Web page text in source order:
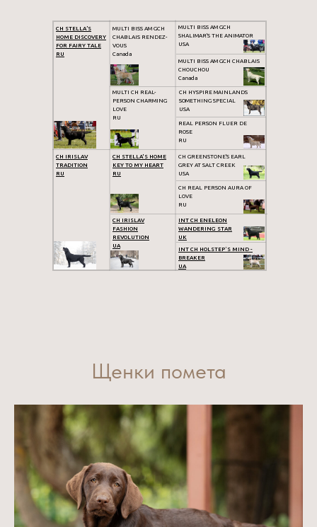
CH STELLA’S
HOME DISCOVERY
FOR FAIRY TALE
RU
CH IRISLAV
TRADITION
RU
MULTI BISS AM GCH
CHABLAIS RENDEZ-
VOUS
Canada
MULTI CH REAL-
PERSON CHARMING
LOVE
RU
CH STELLA'S HOME
KEY TO MY HEART
RU
CH IRISLAV
FASHION
REVOLUTION
UA
MULTI BISS AM GCH
SHALIMAR'S THE ANIMATOR
USA
MULTI BISS AM GCH CHABLAIS
CHOUCHOU
Canada
REAL PERSON FLUER DE
ROSE
RU
CH GREENSTONE'S EARL
GREY AT SALT CREEK
USA
CH REAL PERSON AURA OF
LOVE
RU
INT CH ENELEON
WANDERING STAR
UK
INT CH HOLSTEP`S MIND -
BREAKER
UA
CH HYSPIRE MAINLANDS
SOMETHING SPECIAL
USA
Щенки помета